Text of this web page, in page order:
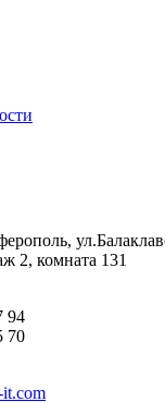
2, комната 131
94
70
it.com